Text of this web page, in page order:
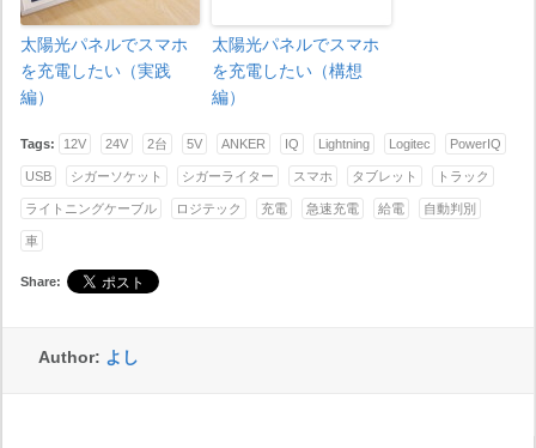
太陽光パネルでスマホ
を充電したい（実践
編）
太陽光パネルでスマホ
を充電したい（構想
編）
Tags: 12V 24V 2台 5V ANKER IQ Lightning Logitec PowerIQ
USB シガーソケット シガーライター スマホ タブレット トラック
ライトニングケーブル ロジテック 充電 急速充電 給電 自動判別
車
Share:
Author: よし